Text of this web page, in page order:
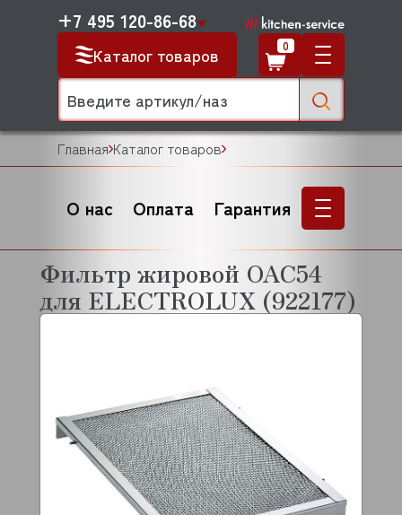
Каталог товаров
+7 495 120-86-68
0
Главная Каталог товаров
О нас Оплата Гарантия
Фильтр жировой OAC54
для ELECTROLUX (922177)